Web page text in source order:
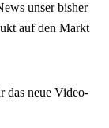
unser bisher
auf den Markt
das neue Video-